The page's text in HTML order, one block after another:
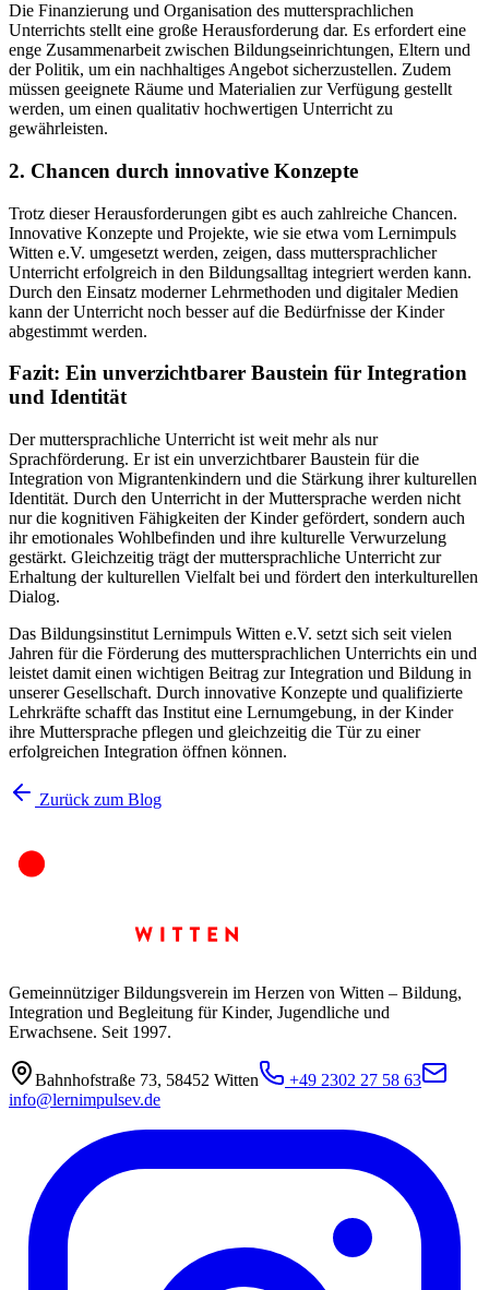
Die Finanzierung und Organisation des muttersprachlichen
Unterrichts stellt eine große Herausforderung dar. Es erfordert eine
enge Zusammenarbeit zwischen Bildungseinrichtungen, Eltern und
der Politik, um ein nachhaltiges Angebot sicherzustellen. Zudem
müssen geeignete Räume und Materialien zur Verfügung gestellt
werden, um einen qualitativ hochwertigen Unterricht zu
gewährleisten.
2. Chancen durch innovative Konzepte
Trotz dieser Herausforderungen gibt es auch zahlreiche Chancen.
Innovative Konzepte und Projekte, wie sie etwa vom Lernimpuls
Witten e.V. umgesetzt werden, zeigen, dass muttersprachlicher
Unterricht erfolgreich in den Bildungsalltag integriert werden kann.
Durch den Einsatz moderner Lehrmethoden und digitaler Medien
kann der Unterricht noch besser auf die Bedürfnisse der Kinder
abgestimmt werden.
Fazit: Ein unverzichtbarer Baustein für Integration
und Identität
Der muttersprachliche Unterricht ist weit mehr als nur
Sprachförderung. Er ist ein unverzichtbarer Baustein für die
Integration von Migrantenkindern und die Stärkung ihrer kulturellen
Identität. Durch den Unterricht in der Muttersprache werden nicht
nur die kognitiven Fähigkeiten der Kinder gefördert, sondern auch
ihr emotionales Wohlbefinden und ihre kulturelle Verwurzelung
gestärkt. Gleichzeitig trägt der muttersprachliche Unterricht zur
Erhaltung der kulturellen Vielfalt bei und fördert den interkulturellen
Dialog.
Das Bildungsinstitut Lernimpuls Witten e.V. setzt sich seit vielen
Jahren für die Förderung des muttersprachlichen Unterrichts ein und
leistet damit einen wichtigen Beitrag zur Integration und Bildung in
unserer Gesellschaft. Durch innovative Konzepte und qualifizierte
Lehrkräfte schafft das Institut eine Lernumgebung, in der Kinder
ihre Muttersprache pflegen und gleichzeitig die Tür zu einer
erfolgreichen Integration öffnen können.
Zurück zum Blog
Gemeinnütziger Bildungsverein im Herzen von Witten – Bildung,
Integration und Begleitung für Kinder, Jugendliche und
Erwachsene. Seit 1997.
Bahnhofstraße 73, 58452 Witten
+49 2302 27 58 63
info@lernimpulsev.de